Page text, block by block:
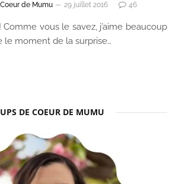
de Mumu 29 juillet 2016 46
vous le savez, j’aime beaucoup
le moment de la surprise…
DE COEUR DE MUMU